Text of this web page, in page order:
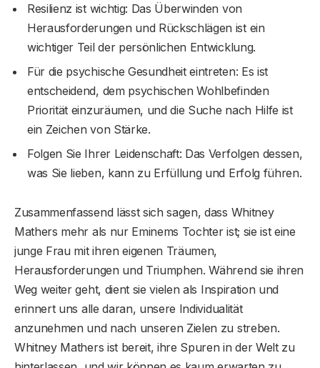
Resilienz ist wichtig: Das Überwinden von
Herausforderungen und Rückschlägen ist ein
wichtiger Teil der persönlichen Entwicklung.
Für die psychische Gesundheit eintreten: Es ist
entscheidend, dem psychischen Wohlbefinden
Priorität einzuräumen, und die Suche nach Hilfe ist
ein Zeichen von Stärke.
Folgen Sie Ihrer Leidenschaft: Das Verfolgen dessen,
was Sie lieben, kann zu Erfüllung und Erfolg führen.
Zusammenfassend lässt sich sagen, dass Whitney
Mathers mehr als nur Eminems Tochter ist; sie ist eine
junge Frau mit ihren eigenen Träumen,
Herausforderungen und Triumphen. Während sie ihren
Weg weiter geht, dient sie vielen als Inspiration und
erinnert uns alle daran, unsere Individualität
anzunehmen und nach unseren Zielen zu streben.
Whitney Mathers ist bereit, ihre Spuren in der Welt zu